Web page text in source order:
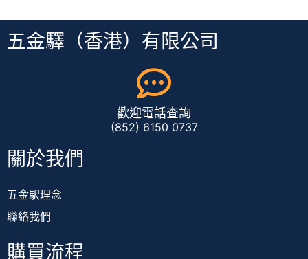
五金驛（香港）有限公司
歡迎電話查詢
(852) 6150 0737
關於我們
五金駅理念
聯絡我們
購買流程